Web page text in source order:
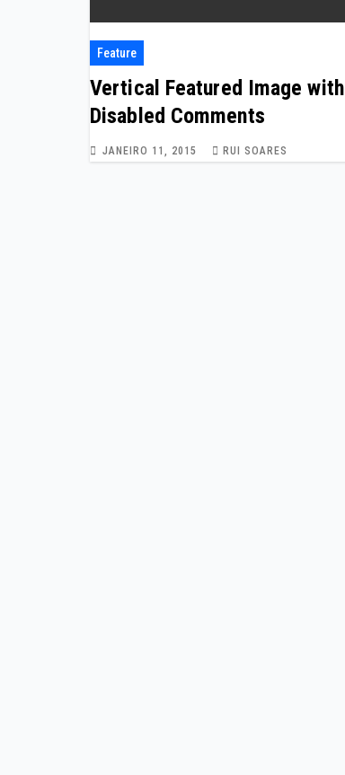
Feature
Vertical Featured Image with
Disabled Comments
JANEIRO 11, 2015 RUI SOARES